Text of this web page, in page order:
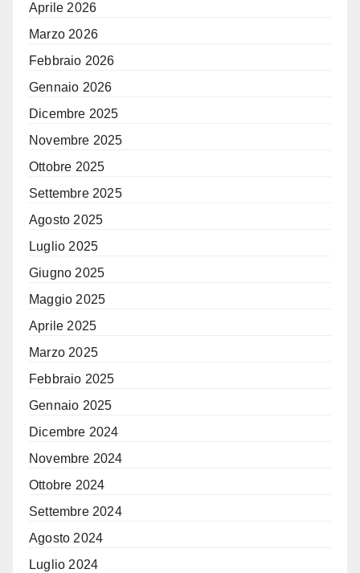
Aprile 2026
Marzo 2026
Febbraio 2026
Gennaio 2026
Dicembre 2025
Novembre 2025
Ottobre 2025
Settembre 2025
Agosto 2025
Luglio 2025
Giugno 2025
Maggio 2025
Aprile 2025
Marzo 2025
Febbraio 2025
Gennaio 2025
Dicembre 2024
Novembre 2024
Ottobre 2024
Settembre 2024
Agosto 2024
Luglio 2024